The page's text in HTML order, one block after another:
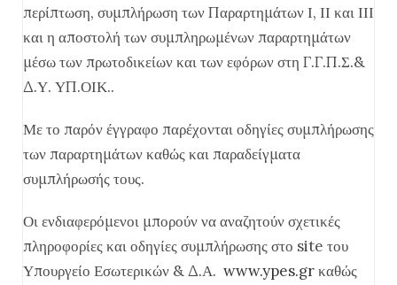
περίπτωση, συμπλήρωση των Παραρτημάτων Ι, ΙΙ και ΙΙΙ
και η αποστολή των συμπληρωμένων παραρτημάτων
μέσω των πρωτοδικείων και των εφόρων στη Γ.Γ.Π.Σ.&
Δ.Υ. ΥΠ.ΟΙΚ..
Με το παρόν έγγραφο παρέχονται οδηγίες συμπλήρωσης
των παραρτημάτων καθώς και παραδείγματα
συμπλήρωσής τους.
Οι ενδιαφερόμενοι μπορούν να αναζητούν σχετικές
πληροφορίες και οδηγίες συμπλήρωσης στο site του
Υπουργείο Εσωτερικών & Δ.Α. www.ypes.grκαθώς